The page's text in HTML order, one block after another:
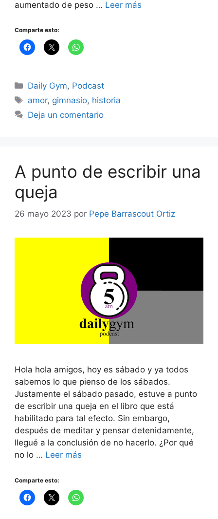
aumentado de peso … Leer más
Comparte esto:
Categorías
Daily Gym, Podcast
Etiquetas
amor, gimnasio, historia
Deja un comentario
A punto de escribir una
queja
26 mayo 2023 por Pepe Barrascout Ortiz
Hola hola amigos, hoy es sábado y ya todos
sabemos lo que pienso de los sábados.
Justamente el sábado pasado, estuve a punto
de escribir una queja en el libro que está
habilitado para tal efecto. Sin embargo,
después de meditar y pensar detenidamente,
llegué a la conclusión de no hacerlo. ¿Por qué
no lo … Leer más
Comparte esto: